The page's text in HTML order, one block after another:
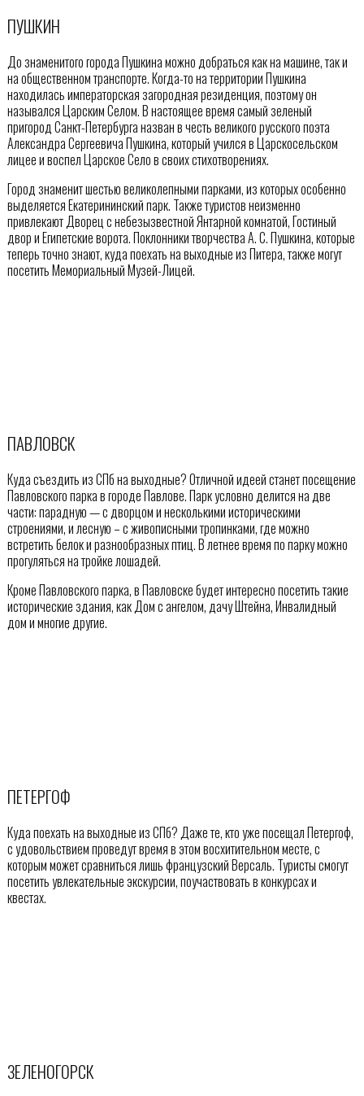
ПУШКИН
До знаменитого города Пушкина можно добраться как на машине, так и
на общественном транспорте. Когда-то на территории Пушкина
находилась императорская загородная резиденция, поэтому он
назывался Царским Селом. В настоящее время самый зеленый
пригород Санкт-Петербурга назван в честь великого русского поэта
Александра Сергеевича Пушкина, который учился в Царскосельском
лицее и воспел Царское Село в своих стихотворениях.
Город знаменит шестью великолепными парками, из которых особенно
выделяется Екатерининский парк. Также туристов неизменно
привлекают Дворец с небезызвестной Янтарной комнатой, Гостиный
двор и Египетские ворота. Поклонники творчества А. С. Пушкина, которые
теперь точно знают, куда поехать на выходные из Питера, также могут
посетить Мемориальный Музей-Лицей.
ПАВЛОВСК
Куда съездить из СПб на выходные? Отличной идеей станет посещение
Павловского парка в городе Павлове. Парк условно делится на две
части: парадную — с дворцом и несколькими историческими
строениями, и лесную – с живописными тропинками, где можно
встретить белок и разнообразных птиц. В летнее время по парку можно
прогуляться на тройке лошадей.
Кроме Павловского парка, в Павловске будет интересно посетить такие
исторические здания, как Дом с ангелом, дачу Штейна, Инвалидный
дом и многие другие.
ПЕТЕРГОФ
Куда поехать на выходные из СПб? Даже те, кто уже посещал Петергоф,
с удовольствием проведут время в этом восхитительном месте, с
которым может сравниться лишь французский Версаль. Туристы смогут
посетить увлекательные экскурсии, поучаствовать в конкурсах и
квестах.
ЗЕЛЕНОГОРСК